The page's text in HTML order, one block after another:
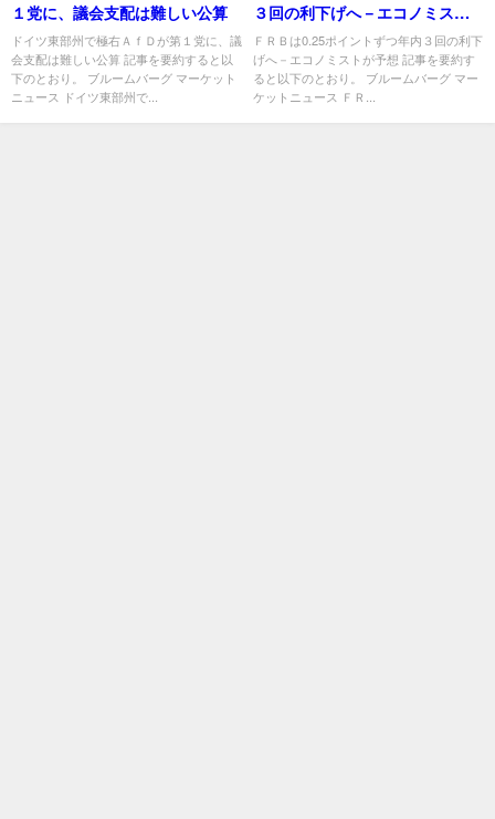
１党に、議会支配は難しい公算
ドイツ東部州で極右ＡｆＤが第１党に、議
会支配は難しい公算 記事を要約すると以
下のとおり。 ブルームバーグ マーケット
ニュース ドイツ東部州で...
３回の利下げへ－エコノミスト
が予想
ＦＲＢは0.25ポイントずつ年内３回の利下
げへ－エコノミストが予想 記事を要約す
ると以下のとおり。 ブルームバーグ マー
ケットニュース ＦＲ...